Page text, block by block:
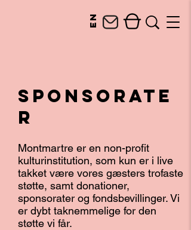
en
SPONSORATE
R​
Montmartre er en non-profit
kulturinstitution, som kun er i live
takket være vores gæsters trofaste
støtte, samt donationer,
sponsorater og fondsbevillinger. Vi
er dybt taknemmelige for den
støtte vi får.